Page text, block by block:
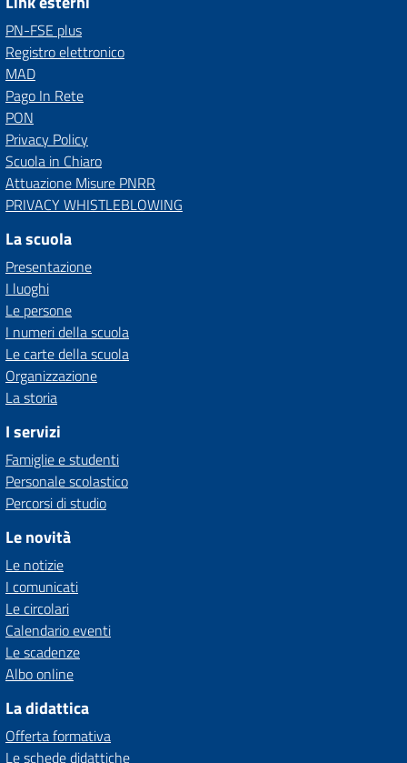
PN-FSE plus
Registro elettronico
MAD
Pago In Rete
PON
Privacy Policy
Scuola in Chiaro
Attuazione Misure PNRR
PRIVACY WHISTLEBLOWING
La scuola
Presentazione
I luoghi
Le persone
I numeri della scuola
Le carte della scuola
Organizzazione
La storia
I servizi
Famiglie e studenti
Personale scolastico
Percorsi di studio
Le novità
Le notizie
I comunicati
Le circolari
Calendario eventi
Le scadenze
Albo online
La didattica
Offerta formativa
Le schede didattiche